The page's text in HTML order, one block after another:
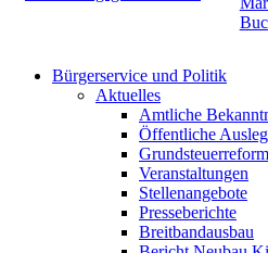
Bürgerservice und Politik
Aktuelles
Amtliche
Öffentliche
Grundsteuerreform
Veranstaltungen
Stellenangebote
Presseberichte
Breitbandausbau